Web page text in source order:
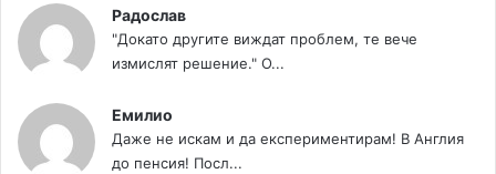
Радослав
"Докато другите виждат проблем, те вече
измислят решение." О...
Емилио
Даже не искам и да експериментирам! В Англия
до пенсия! Посл...